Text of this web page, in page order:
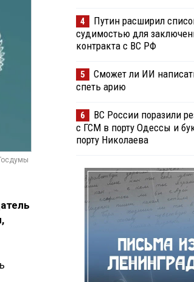
4
Путин расширил
судимостью для
контракта с ВС РФ
5
Сможет ли ИИ
спеть арию
6
ВС России поразили
с ГСМ в порту Одессы и
порту Николаева